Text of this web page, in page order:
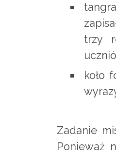
trzy
koło
Zadanie
Ponieważ